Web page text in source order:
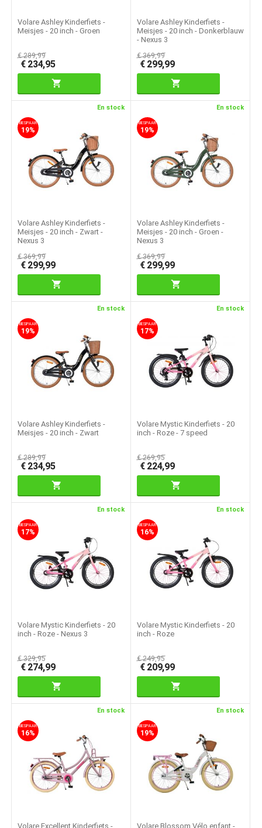
Volare Ashley Kinderfiets -
Meisjes - 20 inch - Groen
€289,99
€ 234,95
Volare Ashley Kinderfiets -
Meisjes - 20 inch - Donkerblauw
- Nexus 3
€369,99
€ 299,99
En stock
BESPAAR
19%
Volare Ashley Kinderfiets -
Meisjes - 20 inch - Zwart -
Nexus 3
€369,99
€ 299,99
En stock
BESPAAR
19%
Volare Ashley Kinderfiets -
Meisjes - 20 inch - Groen -
Nexus 3
€369,99
€ 299,99
En stock
BESPAAR
19%
Volare Ashley Kinderfiets -
Meisjes - 20 inch - Zwart
€289,99
€ 234,95
En stock
BESPAAR
17%
Volare Mystic Kinderfiets - 20
inch - Roze - 7 speed
€269,95
€ 224,99
En stock
BESPAAR
17%
Volare Mystic Kinderfiets - 20
inch - Roze - Nexus 3
€329,95
€ 274,99
En stock
BESPAAR
16%
Volare Mystic Kinderfiets - 20
inch - Roze
€249,95
€ 209,99
En stock
BESPAAR
16%
Volare Excellent Kinderfiets -
En stock
BESPAAR
19%
Volare Blossom Vélo enfant -